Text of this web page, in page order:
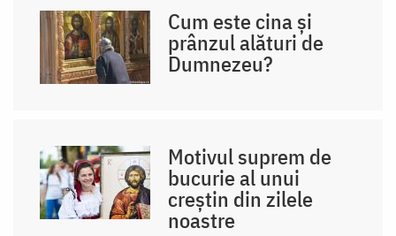
Cum este cina și
prânzul alături de
Dumnezeu?
Motivul suprem de
bucurie al unui
creștin din zilele
noastre